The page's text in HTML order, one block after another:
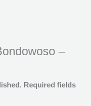
–
Required fields